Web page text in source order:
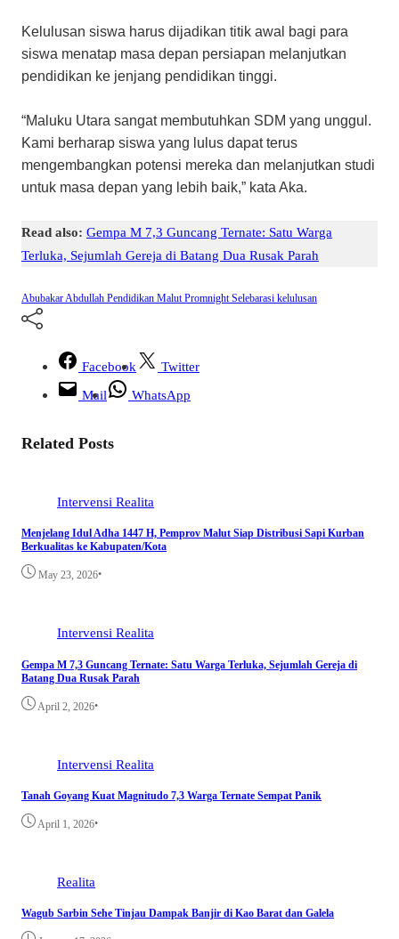
Kelulusan siswa harus dijadikan titik awal bagi para
siswa menatap masa depan persiapan melanjutkan
pendidikan ke jenjang pendidikan tinggi.
“Maluku Utara sangat membutuhkan SDM yang unggul.
Kami berharap siswa yang lulus dapat terus
mengembangkan potensi mereka dan melanjutkan studi
untuk masa depan yang lebih baik,” kata Aka.
Read also: Gempa M 7,3 Guncang Ternate: Satu Warga
Terluka, Sejumlah Gereja di Batang Dua Rusak Parah
Abubakar Abdullah Pendidikan Malut Promnight Selebarasi kelulusan
Facebook
Twitter
Mail
WhatsApp
Related Posts
Intervensi Realita
Menjelang Idul Adha 1447 H, Pemprov Malut Siap Distribusi Sapi Kurban
Berkualitas ke Kabupaten/Kota
May 23, 2026•
Intervensi Realita
Gempa M 7,3 Guncang Ternate: Satu Warga Terluka, Sejumlah Gereja di
Batang Dua Rusak Parah
April 2, 2026•
Intervensi Realita
Tanah Goyang Kuat Magnitudo 7,3 Warga Ternate Sempat Panik
April 1, 2026•
Realita
Wagub Sarbin Sehe Tinjau Dampak Banjir di Kao Barat dan Galela